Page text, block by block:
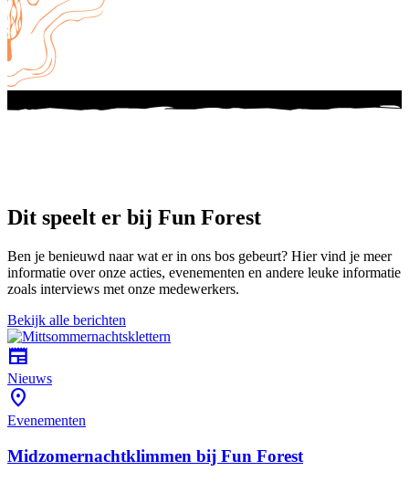
Dit speelt er bij Fun Forest
Ben je benieuwd naar wat er in ons bos gebeurt? Hier vind je meer
informatie over onze acties, evenementen en andere leuke informatie
zoals interviews met onze medewerkers.
Bekijk alle berichten
newspaper
Nieuws
location_on
Evenementen
Midzomernachtklimmen bij Fun Forest